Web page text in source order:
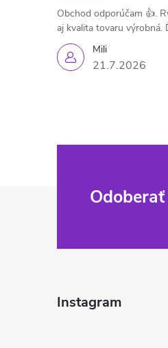
Mili
21.7.2026
Obchod odporúčam 👍.
aj kvalita tovaru výrobná.
Instagram